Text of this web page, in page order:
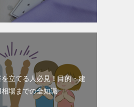
立てる人必見！目的・建
場までの全知識